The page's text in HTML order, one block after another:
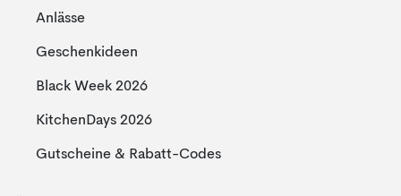
Anlässe
Geschenkideen
Black Week 2026
KitchenDays 2026
Gutscheine & Rabatt-Codes